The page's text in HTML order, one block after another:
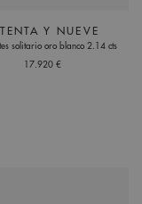
Y NUEVE
solitario oro blanco 2.14 cts
17.920 €